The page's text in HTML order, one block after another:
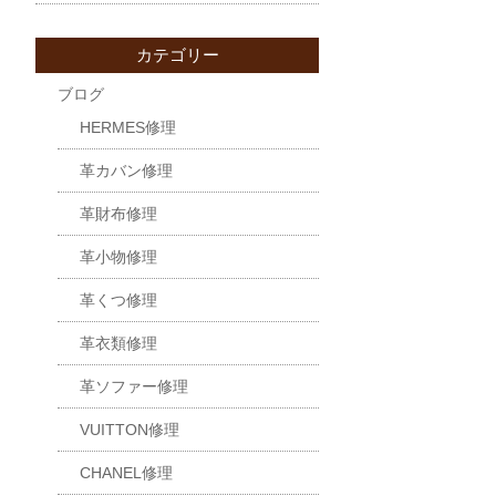
カテゴリー
ブログ
HERMES修理
革カバン修理
革財布修理
革小物修理
革くつ修理
革衣類修理
革ソファー修理
VUITTON修理
CHANEL修理